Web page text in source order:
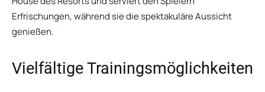
Erfrischungen, während sie die spektakuläre Aussicht
genießen.
Vielfältige Trainingsmöglichkeiten